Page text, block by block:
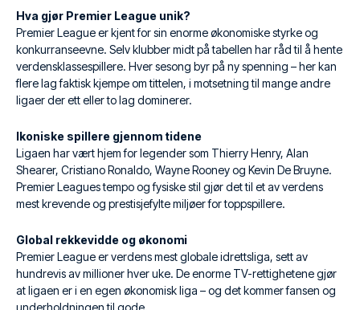
Hva gjør Premier League unik?
Premier League er kjent for sin enorme økonomiske styrke og
konkurranseevne. Selv klubber midt på tabellen har råd til å hente
verdensklassespillere. Hver sesong byr på ny spenning – her kan
flere lag faktisk kjempe om tittelen, i motsetning til mange andre
ligaer der ett eller to lag dominerer.
Ikoniske spillere gjennom tidene
Ligaen har vært hjem for legender som Thierry Henry, Alan
Shearer, Cristiano Ronaldo, Wayne Rooney og Kevin De Bruyne.
Premier Leagues tempo og fysiske stil gjør det til et av verdens
mest krevende og prestisjefylte miljøer for toppspillere.
Global rekkevidde og økonomi
Premier League er verdens mest globale idrettsliga, sett av
hundrevis av millioner hver uke. De enorme TV-rettighetene gjør
at ligaen er i en egen økonomisk liga – og det kommer fansen og
underholdningen til gode.